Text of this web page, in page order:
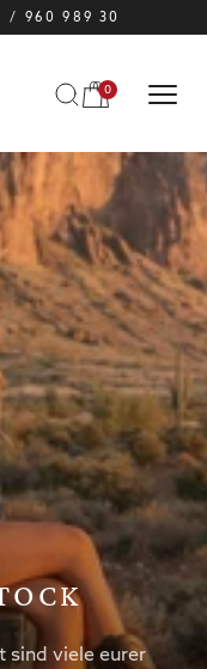
/ 960 989 30
Warenkorb
0
0
sind viele eurer